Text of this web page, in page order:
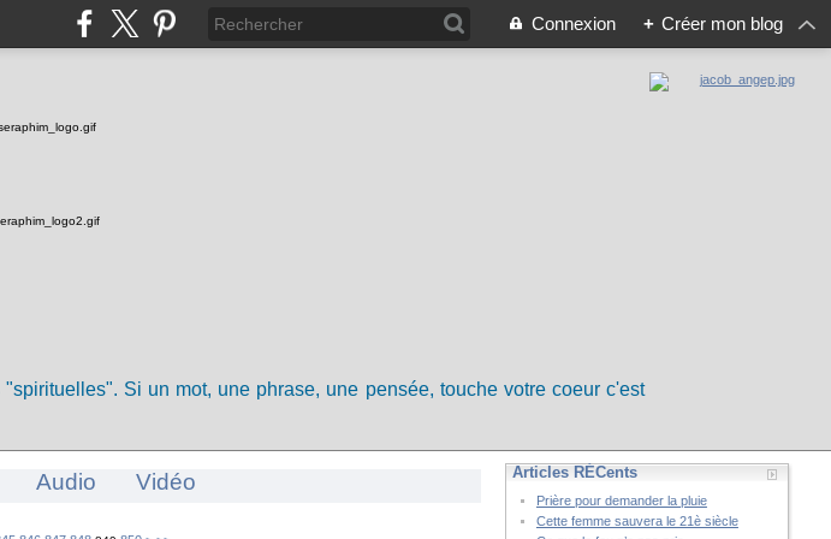
Connexion + Créer mon blog
Si un mot, une phrase, une pensée, touche votre coeur c'est
Audio Vidéo Articles RÉCents
Prière pour demander la pluie
Cette femme sauvera le 21è siècle